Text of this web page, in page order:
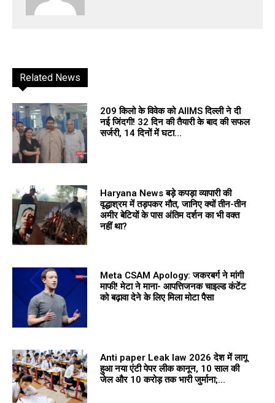
Related News
209 किलो के विवेक को AIIMS दिल्ली ने दी
नई जिंदगी! 32 दिन की तैयारी के बाद की सफल
सर्जरी, 14 दिनों में घटा...
Haryana News बड़े कपड़ा व्यापारी की
वृद्धाश्रम में तड़पकर मौत, जानिए क्यों तीन-तीन
अमीर बेटियों के पास अंतिम दर्शन का भी वक्त
नहीं था?
Meta CSAM Apology: जकरबर्ग ने मांगी
माफी! मेटा ने माना- आपत्तिजनक चाइल्ड कंटेंट
को बढ़ावा देने के लिए मिला मोटा पैसा
Anti paper Leak law 2026 देश में लागू
हुआ नया एंटी पेपर लीक कानून, 10 साल की
जेल और 10 करोड़ तक भारी जुर्माना;...